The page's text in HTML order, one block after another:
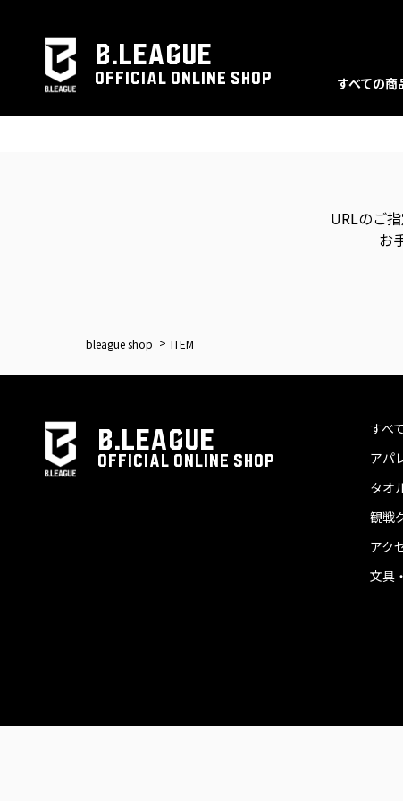
B.LEAGUE
OFFICIAL ONLINE SHOP すべての商
URLのご
お
bleague shop ITEM
B.LEAGUE
OFFICIAL ONLINE SHOP
すべ
アパ
タオ
観戦
アク
文具